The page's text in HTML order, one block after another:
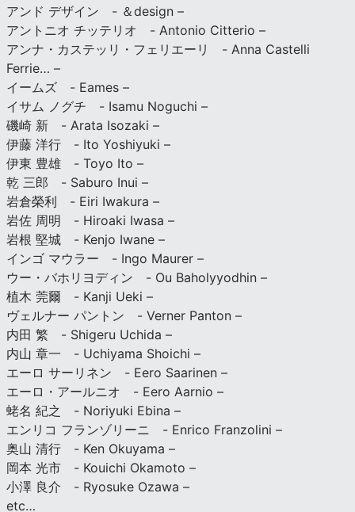
アンド デザイン - ＆design –
アントニオ チッテリオ - Antonio Citterio –
アンナ・カステッリ・フェリエーリ - Anna Castelli
Ferrie… –
イームズ - Eames –
イサム ノグチ - Isamu Noguchi –
磯崎 新 - Arata Isozaki –
伊藤 洋行 - Ito Yoshiyuki –
伊東 豊雄 - Toyo Ito –
乾 三郎 - Saburo Inui –
岩倉榮利 - Eiri Iwakura –
岩佐 周明 - Hiroaki Iwasa –
岩根 堅城 - Kenjo Iwane –
インゴ マウラー - Ingo Maurer –
ウー・バホリヨディン - Ou Baholyyodhin –
植木 莞爾 - Kanji Ueki –
ヴェルナー パントン - Verner Panton –
内田 繁 - Shigeru Uchida –
内山 章一 - Uchiyama Shoichi –
エーロ サーリネン - Eero Saarinen –
エーロ・アールニオ - Eero Aarnio –
蛯名 紀之 - Noriyuki Ebina –
エンリコ フランゾリーニ - Enrico Franzolini –
奥山 清行 - Ken Okuyama –
岡本 光市 - Kouichi Okamoto –
小澤 良介 - Ryosuke Ozawa –
etc…